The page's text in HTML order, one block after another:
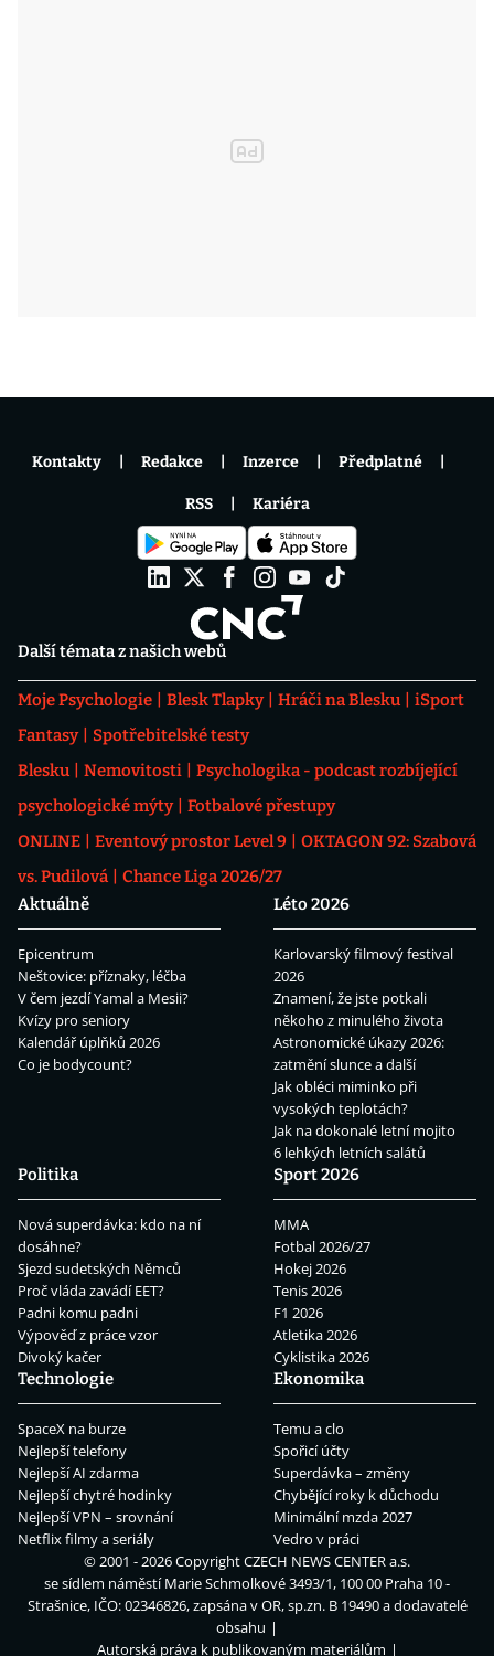
Další témata z našich webů
Moje Psychologie Blesk Tlapky Hráči na Blesku
iSport
Fantasy
Spotřebitelské testy
Blesku
Nemovitosti
Psychologika - podcast rozbíjející
psychologické mýty
Fotbalové přestupy
ONLINE
Eventový prostor Level 9
OKTAGON 92: Szabová
vs. Pudilová
Chance Liga 2026/27
Aktuálně
Epicentrum
Neštovice: příznaky, léčba
V čem jezdí Yamal a Mesii?
Kvízy pro seniory
Kalendář úplňků 2026
Co je bodycount?
Léto 2026
Karlovarský filmový festival
2026
Znamení, že jste potkali
někoho z minulého života
Astronomické úkazy 2026:
zatmění slunce a další
Jak obléci miminko při
vysokých teplotách?
Jak na dokonalé letní mojito
6 lehkých letních salátů
Politika
Nová superdávka: kdo na ní
dosáhne?
Sjezd sudetských Němců
Proč vláda zavádí EET?
Padni komu padni
Výpověď z práce vzor
Divoký kačer
Sport 2026
MMA
Fotbal 2026/27
Hokej 2026
Tenis 2026
F1 2026
Atletika 2026
Cyklistika 2026
Technologie
SpaceX na burze
Nejlepší telefony
Nejlepší AI zdarma
Nejlepší chytré hodinky
Nejlepší VPN – srovnání
Netflix filmy a seriály
Ekonomika
Temu a clo
Spořicí účty
Superdávka – změny
Chybějící roky k důchodu
Minimální mzda 2027
Vedro v práci
Kontakty Redakce Inzerce Předplatné
RSS Kariéra
© 2001 - 2026 CopyrightCZECH NEWS CENTER a.s.
se sídlem náměstí Marie Schmolkové 3493/1, 100 00 Praha 10 -
Strašnice, IČO: 02346826, zapsána v OR, sp.zn. B 19490 a dodavatelé
obsahu
Autorská práva k publikovaným materiálům